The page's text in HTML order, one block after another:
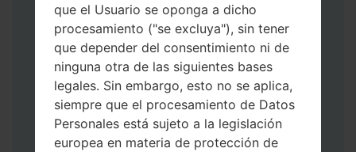
Conecte un cable USB, luego
mantenga presionados el botón de Bixby
y la tecla de Bajar volumen.
Presione y mantenga presionados la
tecla de Encendido y el botón de Subir
volumen.
Luego, conecte su dispositivo a PC, Odin
debería detectar su teléfono y el número
que el Usuario se oponga a dicho
procesamiento ("se excluya"), sin tener
que depender del consentimiento ni de
ninguna otra de las siguientes bases
legales. Sin embargo, esto no se aplica,
siempre que el procesamiento de Datos
Personales está sujeto a la legislación
europea en materia de protección de